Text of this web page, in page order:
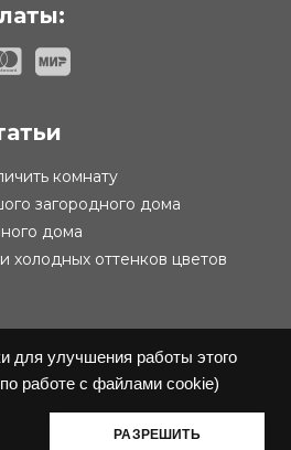
для улучшения работы этого
работе с файлами cookie)
РАЗРЕШИТЬ
комнату
загородного дома
дома
холодных оттенков цветов
Публичная